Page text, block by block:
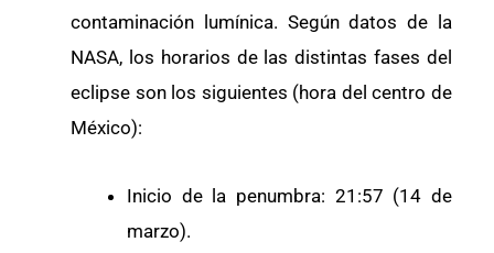
contaminación lumínica. Según datos de la
NASA, los horarios de las distintas fases del
eclipse son los siguientes (hora del centro de
México):
Inicio de la penumbra: 21:57 (14 de
marzo).